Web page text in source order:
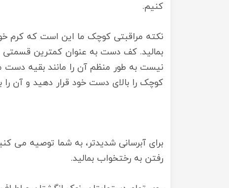
کنیم.
نکته مراقبتی کوچک ما این است که کرم
بمالید. کف دست به عنوان کمترین قسمتی
نیست به طور منظم آن را مانند بقیه
کوچک را بالای دست خود قرار دهید و آن
برای آبرسانی شدیدتر، به شما توصیه می
رفتن به رختخواب بمالید.